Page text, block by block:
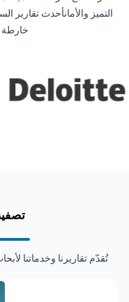
التميز والأمانأحدث تقارير
خارطة
تُقدّم تقاريرنا وخدماتنا